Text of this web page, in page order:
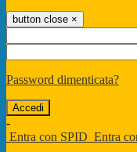
button close ×
Password dimenticata?
-
Entra con SPID Entra